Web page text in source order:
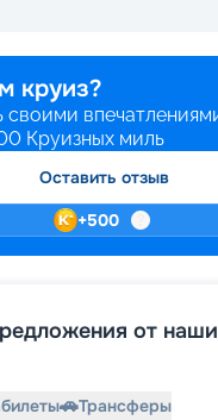
тур в
цене. По всем
обращайтесь к нашим
в онлайн-форме или по
круиз?
своими
Круизных миль
Оставить отзыв
+500
от
🚗Трансферы